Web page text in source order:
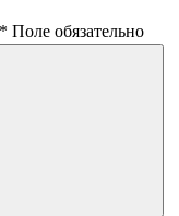
Поле обязательно